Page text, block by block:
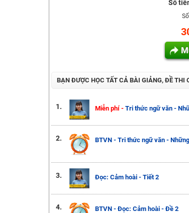
Số
BẠN ĐƯỢC HỌC TẤT CẢ BÀI GIẢNG, ĐỀ THI
1. Miễn phí - Tri thức ngữ văn -
2. BTVN - Tri thức ngữ văn -
3. Đọc: Cảm hoài - Tiết 2
4. BTVN - Đọc: Cảm hoài - Đề 2